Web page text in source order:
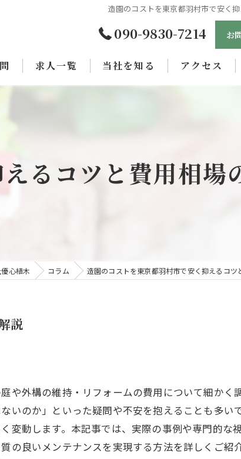
造園のコストを東京都羽村市で安く
090-9830-7214 お
求人一覧 当社を知る
職人
アクセス
るコツと費用相場
心植木 コラム 造園のコストを東京都羽村市で安く抑えるコツ
説
や外構の維持・リフォームの費用について細かく
いのか」といった疑問や不安を抱えることも多い
動します。本記事では、実際の事例や専門的な視
の良いメンテナンスを実現する方法を詳しくご紹